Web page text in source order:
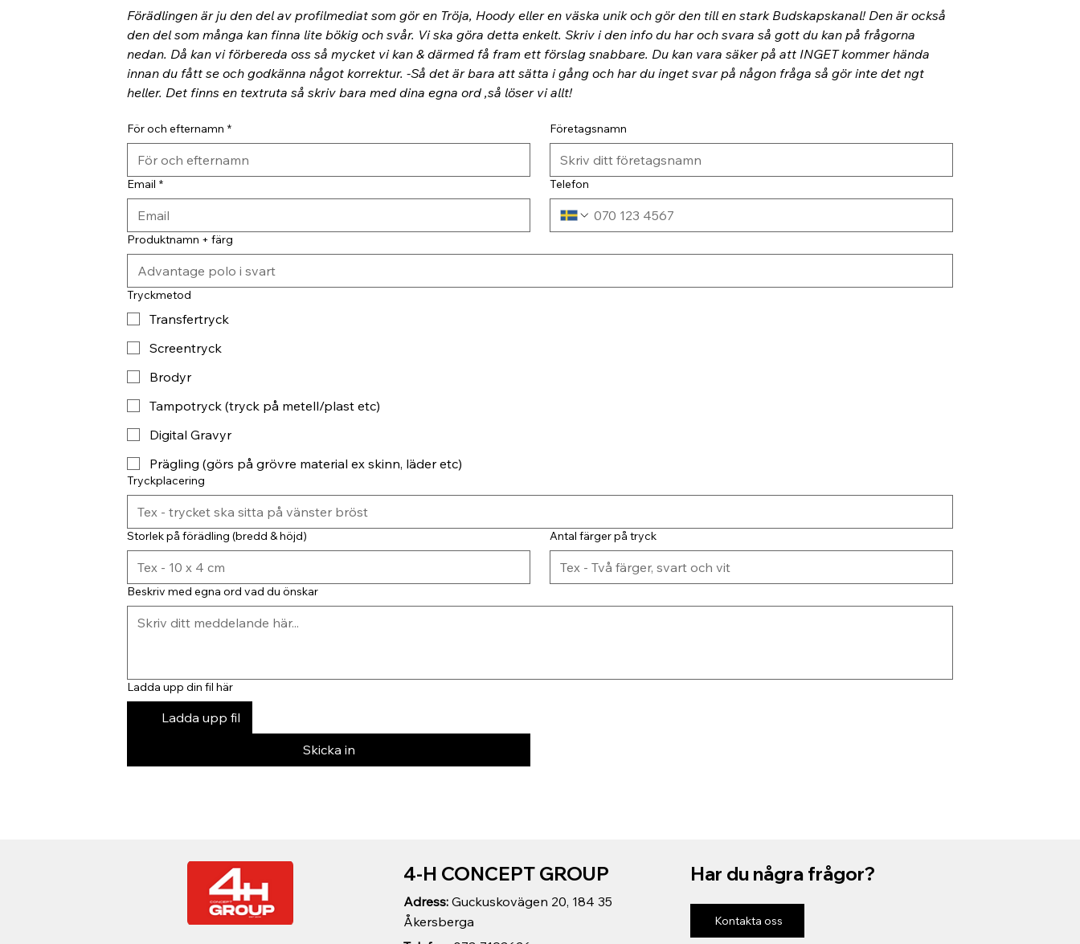
Förädlingen är ju den del av profilmediat som gör en Tröja, Hoody eller en väska unik och gör den till en stark Budskapskanal! Den är också
den del som många kan finna lite bökig och svår. Vi ska göra detta enkelt. Skriv i den info du har och svara så gott du kan på frågorna
nedan. Då kan vi förbereda oss så mycket vi kan & därmed få fram ett förslag snabbare. Du kan vara säker på att INGET kommer hända
innan du fått se och godkänna något korrektur. -Så det är bara att sätta i gång och har du inget svar på någon fråga så gör inte det ngt
heller. Det finns en textruta så skriv bara med dina egna ord ,så löser vi allt!
För och efternamn * Företagsnamn
Email * Telefon
Produktnamn + färg
Tryckmetod
Transfertryck
Screentryck
Brodyr
Tampotryck (tryck på metell/plast etc)
Digital Gravyr
Prägling (görs på grövre material ex skinn, läder etc)
Tryckplacering
Storlek på förädling (bredd & höjd) Antal färger på tryck
Beskriv med egna ord vad du önskar
Ladda upp din fil här
Ladda upp fil
Skicka in
Adress: Guckuskovägen 20, 184 35
Åkersberga
4-H CONCEPT GROUP Har du några frågor?
Kontakta oss